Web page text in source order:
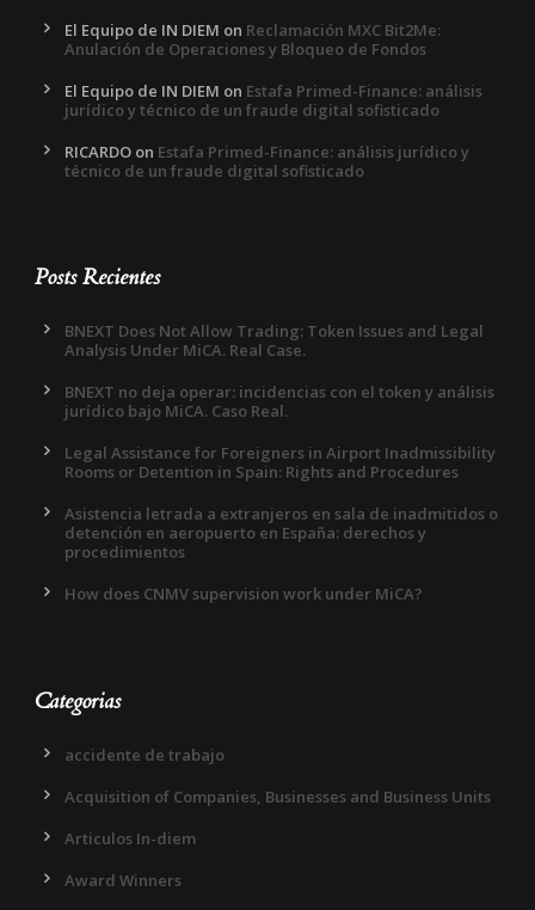
El Equipo de IN DIEM on Reclamación MXC Bit2Me:
Anulación de Operaciones y Bloqueo de Fondos
El Equipo de IN DIEM on Estafa Primed-Finance: análisis
jurídico y técnico de un fraude digital sofisticado
RICARDO on Estafa Primed-Finance: análisis jurídico y
técnico de un fraude digital sofisticado
Posts Recientes
BNEXT Does Not Allow Trading: Token Issues and Legal
Analysis Under MiCA. Real Case.
BNEXT no deja operar: incidencias con el token y análisis
jurídico bajo MiCA. Caso Real.
Legal Assistance for Foreigners in Airport Inadmissibility
Rooms or Detention in Spain: Rights and Procedures
Asistencia letrada a extranjeros en sala de inadmitidos o
detención en aeropuerto en España: derechos y
procedimientos
How does CNMV supervision work under MiCA?
Categorias
accidente de trabajo
Acquisition of Companies, Businesses and Business Units
Articulos In-diem
Award Winners